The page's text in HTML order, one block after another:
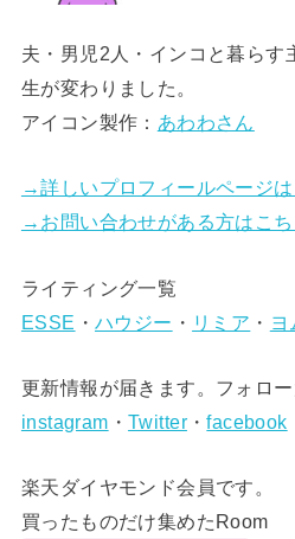
夫・男児2人・インコと暮らす
生が変わりました。
アイコン製作： あわわさん
→詳しいプロフィールページ
→お問い合わせがある方はこち
ライティング一覧
ESSE ・ ハウジー ・ リミア ・ ヨ
更新情報が届きます。フォロー
instagram ・Twitter・facebook
楽天ダイヤモンド会員です。
買ったものだけ集めたRoom